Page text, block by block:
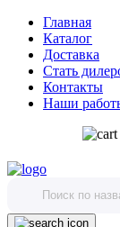
Главная
Каталог
Доставка
Стать
Контакты
Наши